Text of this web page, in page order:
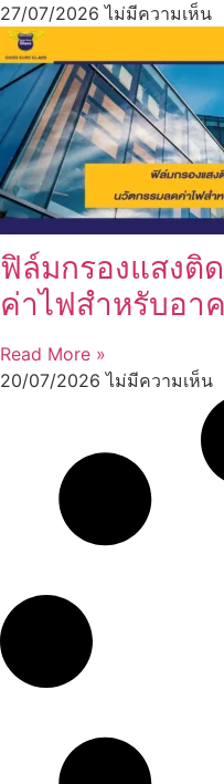
27/07/2026ไม่มีความเห็น
ฟิล์มกรองแสงติ
ค่าไฟสำหรับอา
Read More »
20/07/2026ไม่มีความเห็น